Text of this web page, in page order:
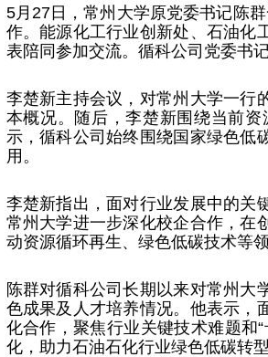
5月 27日，常州大学原党委书记陈
作。能源化工行业创新处、石油化
表陪同参加交流。循科公司党委书
李楚新主持会议，对常州大学一行
本概况。随后，李楚新围绕当前
示，循科公司始终围绕国家绿色低
用。
李楚新指出，面对行业发展中的关
常州大学进一步深化校企合作，在
动资源循环再生、绿色低碳技术等
陈群对循科公司长期以来对常州大
色成果及人才培养情况。他表示，
化合作，聚焦行业关键技术难题和
化，助力石油石化行业绿色低碳转型